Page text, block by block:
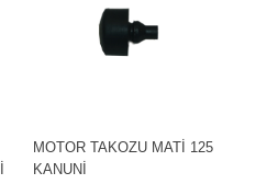
MOTOR TAKOZU MATİ 125
KANUNİ